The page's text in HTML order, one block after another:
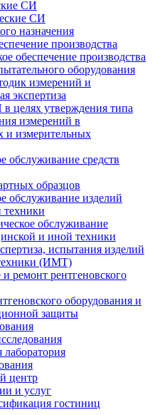
СИ
СИ
назначения
производства
обеспечение производства
оборудования
измерений и
экспертиза
целях утверждения типа
измерений в
и измерительных
обслуживание средств
образцов
обслуживание изделий
обслуживание
и иной техники
испытания изделий
(ИМТ)
ремонт рентгеновского
оборудования и
защиты
лаборатория
центр
и услуг
гостиниц